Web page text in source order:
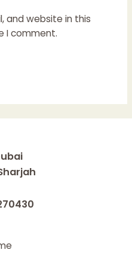
and website in this
I comment.